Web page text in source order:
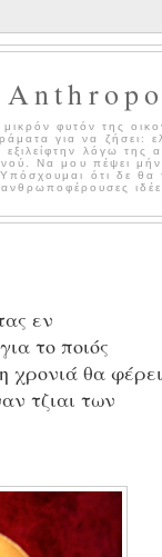
φυτόν της
για να ζήσει:
λόγω της
Να μου πέψει
ότι δε
εν
το ποιός
χρονιά θα φέρει
τζιαι των